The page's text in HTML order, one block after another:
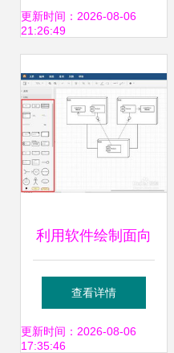
题目推荐与实现指
更新时间：2026-08-06
21:26:49
利用软件绘制面向
对象程序流程图的
实践指南
查看详情
更新时间：2026-08-06
17:35:46